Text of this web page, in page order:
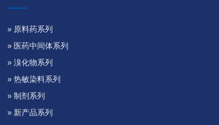
» 原料药系列
» 医药中间体系列
» 溴化物系列
» 热敏染料系列
» 制剂系列
» 新产品系列